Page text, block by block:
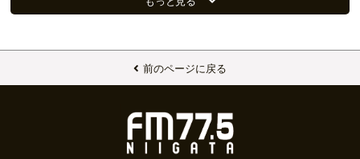
2025年08月
2025年06月
2025年04月
前のページに戻る